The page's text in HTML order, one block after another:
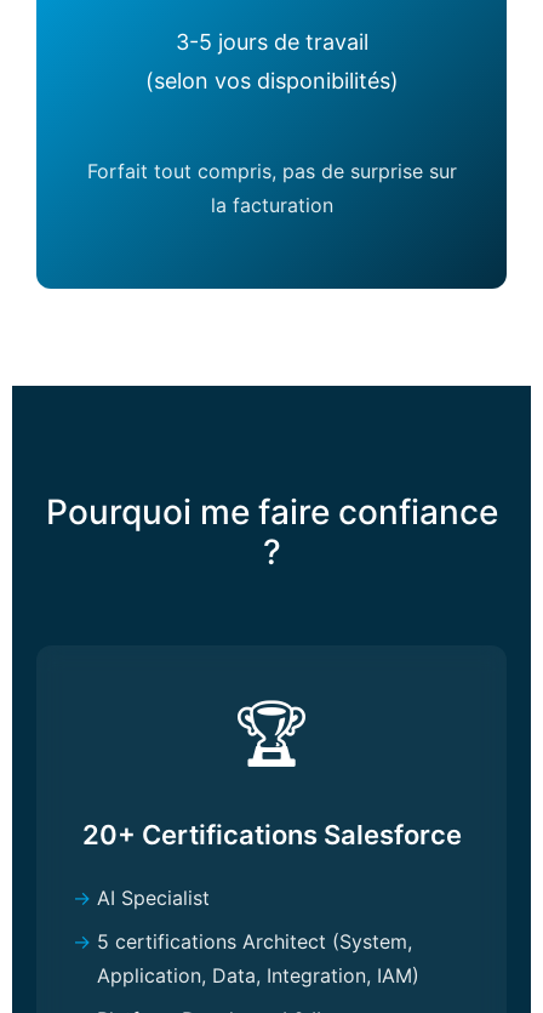
3-5 jours de travail
(selon vos disponibilités)
Forfait tout compris, pas de surprise sur
la facturation
Pourquoi me faire confiance
?
🏆
20+ Certifications Salesforce
AI Specialist
5 certifications Architect (System,
Application, Data, Integration, IAM)